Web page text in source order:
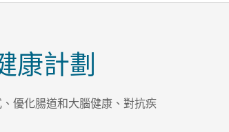
康計劃
優化腸道和大腦健康、對抗疾